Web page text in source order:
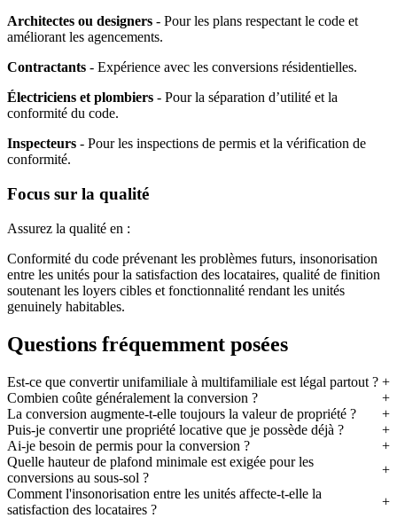
Architectes ou designers - Pour les plans respectant le code et
améliorant les agencements.
Contractants - Expérience avec les conversions résidentielles.
Électriciens et plombiers - Pour la séparation d’utilité et la
conformité du code.
Inspecteurs - Pour les inspections de permis et la vérification de
conformité.
Focus sur la qualité
Assurez la qualité en :
Conformité du code prévenant les problèmes futurs, insonorisation
entre les unités pour la satisfaction des locataires, qualité de finition
soutenant les loyers cibles et fonctionnalité rendant les unités
genuinely habitables.
Questions fréquemment posées
Est-ce que convertir unifamiliale à multifamiliale est légal partout ?
Combien coûte généralement la conversion ?
La conversion augmente-t-elle toujours la valeur de propriété ?
Puis-je convertir une propriété locative que je possède déjà ?
Ai-je besoin de permis pour la conversion ?
Quelle hauteur de plafond minimale est exigée pour les
conversions au sous-sol ?
Comment l'insonorisation entre les unités affecte-t-elle la
satisfaction des locataires ?